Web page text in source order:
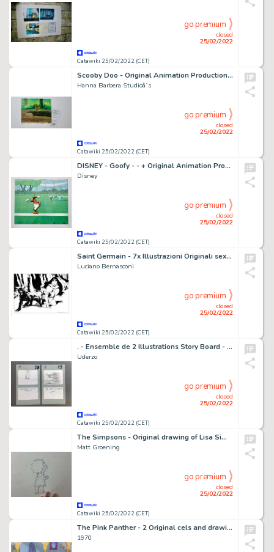
Catawiki 25/02/2022 (CET)
closed
25/02/2022
go premium
Scooby Doo - Original Animation Production Cel + Certifikat of Authenticity - Exemplaire unique - (1972/1977)
Hanna Barbera Studioâ´s
Catawiki 25/02/2022 (CET)
closed
25/02/2022
go premium
DISNEY - Goofy - - + Original Animation Production Cel + - Exemplaire unique - (1970/1980)
Disney
Catawiki 25/02/2022 (CET)
closed
25/02/2022
go premium
Saint Germain - 7x Illustrazioni Originali sexy - Page volante - Exemplaire unique - (1990/2010)
Luciano Bernasconi
Catawiki 25/02/2022 (CET)
closed
25/02/2022
go premium
. - Ensemble de 2 Illustrations Story Board - réalisées par Uderzo, dont OBELIX.
Uderzo
Catawiki 25/02/2022 (CET)
closed
25/02/2022
go premium
The Simpsons - Original drawing of Lisa Simpson
Matt Groening
Catawiki 25/02/2022 (CET)
closed
25/02/2022
go premium
The Pink Panther - 2 Original cels and drawings + original master painted background of The Pink Panther
1970